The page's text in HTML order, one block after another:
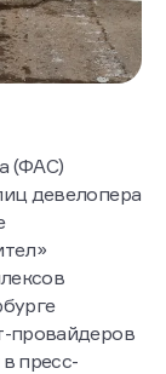
(ФАС)
девелопера
провайдеров
пресс-